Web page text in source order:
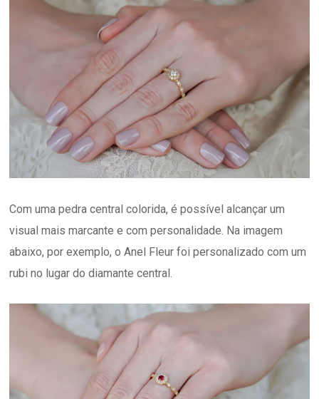
Com uma pedra central colorida, é possível alcançar um
visual mais marcante e com personalidade. Na imagem
abaixo, por exemplo, o Anel Fleur foi personalizado com um
rubi no lugar do diamante central.